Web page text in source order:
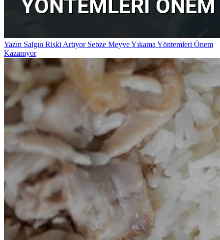
Yazın Salgın Riski Artıyor Sebze Meyve Yıkama Yöntemleri Önem
Kazanıyor